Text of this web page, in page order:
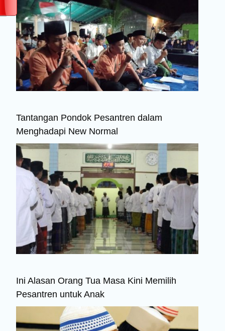
Tantangan Pondok Pesantren dalam
Menghadapi New Normal
Ini Alasan Orang Tua Masa Kini Memilih
Pesantren untuk Anak